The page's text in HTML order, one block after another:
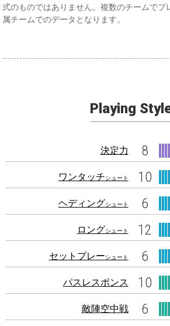
式のものではありません。複数のチームでプ
属チームでのデータとなります。
Playing
決定力 8
ワンタッチシュート 10
ヘディングシュート 6
ロングシュート 12
セットプレーシュート 6
パスレスポンス 10
敵陣空中戦 6